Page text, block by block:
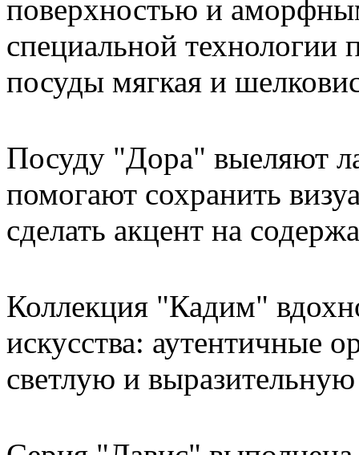
поверхностью и
специальной технологии
посуды мягкая и
Посуду "Дора" выеляют
помогают сохранить
сделать акцент на
Коллекция "Кадим"
искусства: аутентичные
светлую и